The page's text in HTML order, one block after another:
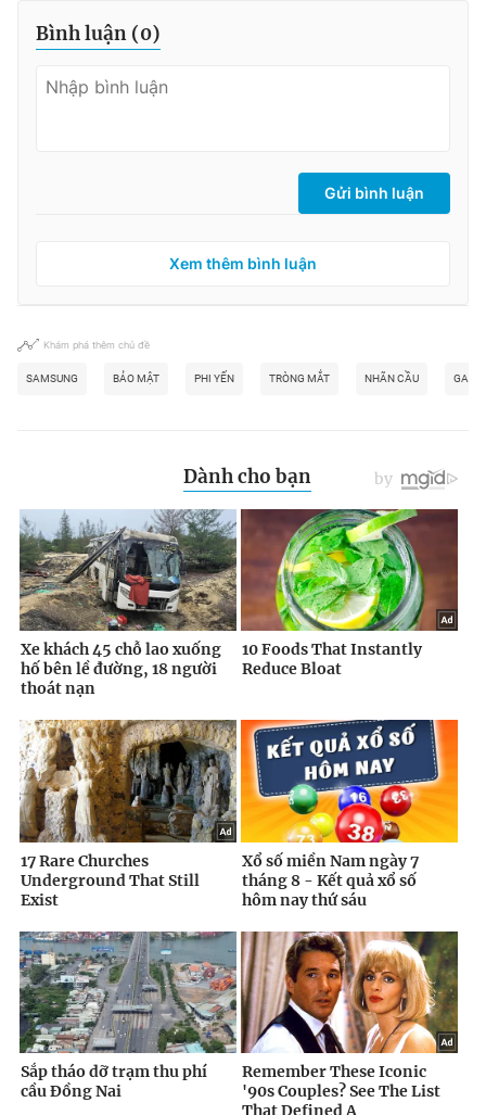
Bình luận (0)
Gửi bình luận
Xem thêm bình luận
Khám phá thêm chủ đề
SAMSUNG BẢO MẬT PHI YẾN TRÒNG MẮT NHÃN CẦU